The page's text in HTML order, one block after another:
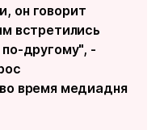
он говорит
встретились
другому", -
во время медиадня